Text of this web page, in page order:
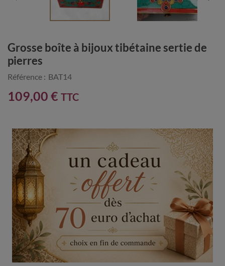
Grosse boîte à bijoux tibétaine sertie de
pierres
Référence : BAT14
109,00 € TTC